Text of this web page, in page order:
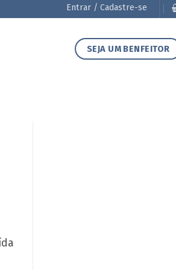
Entrar / Cadastre-se
SEJA UM BENFEITOR